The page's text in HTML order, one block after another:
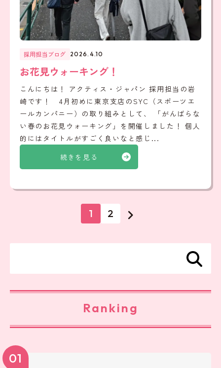
続きを見る
採用担当ブログ 2026.4.10
お花見ウォーキング！
こんにちは！ アクティス・ジャパン 採用担当の岩
崎です！ 4月初めに東京支店のSYC（スポーツエ
ールカンパニー）の取り組みとして、 「がんばらな
い春のお花見ウォーキング」を開催しました！ 個人
的にはタイトルがすごく良いなと感じ...
1 2
Ranking
01